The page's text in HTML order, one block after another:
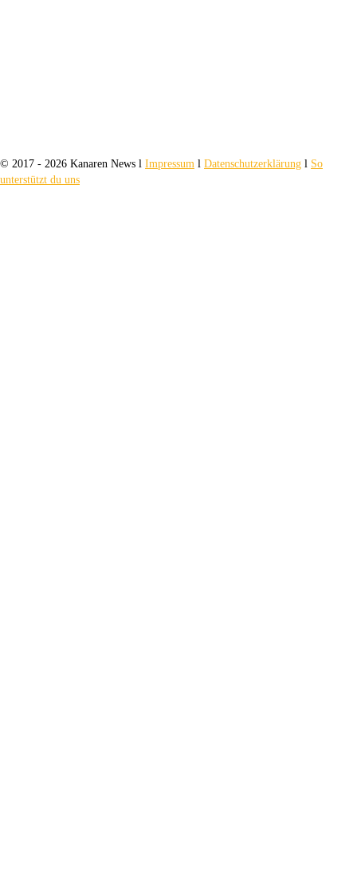
© 2017 - 2026 Kanaren News l Impressum l Datenschutzerklärung l So
unterstützt du uns